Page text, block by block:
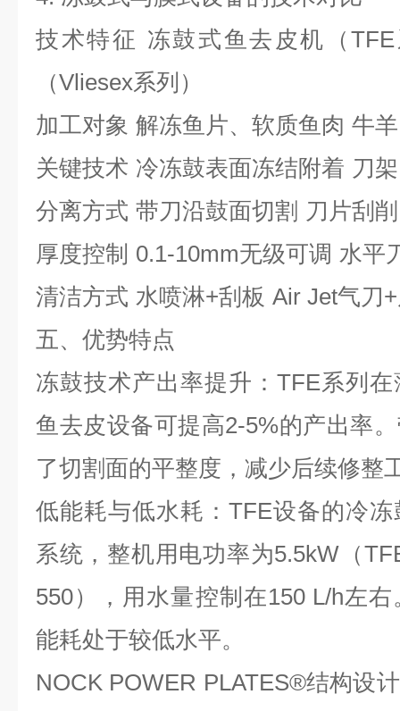
技术特征 冻鼓式鱼去皮机（TFE
（Vliesex系列）
加工对象 解冻鱼片、软质鱼肉 牛
关键技术 冷冻鼓表面冻结附着 刀
分离方式 带刀沿鼓面切割 刀片刮削
厚度控制 0.1-10mm无级可调 水平
清洁方式 水喷淋+刮板 Air Jet气刀+
五、优势特点
冻鼓技术产出率提升： TFE系列
鱼去皮设备可提高2-5%的产出率
了切割面的平整度，减少后续修整
低能耗与低水耗： TFE设备的冷
系统，整机用电功率为5.5kW （
550），用水量控制在150 L/h左右
能耗处于较低水平。
NOCK POWER PLATES®结构设